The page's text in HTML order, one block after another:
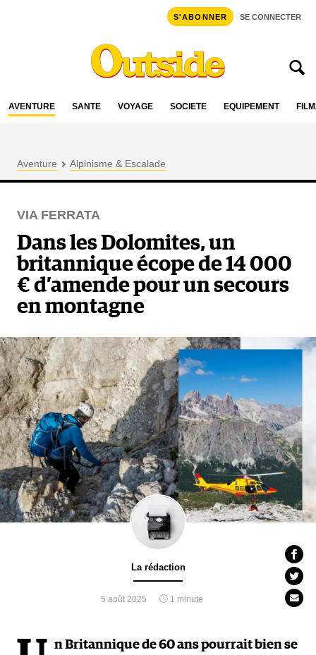
S'ABONNER SE CONNECTER
AVENTURE SANTÉ VOYAGE SOCIÉTÉ ÉQUIPEMENT
Aventure Alpinisme & Escalade
VIA FERRATA
Dans les Dolomites, un
britannique écope de 14 000
€ d’amende pour un secours
en montagne
La rédaction
5 août 2025 1 minute
n Britannique de 60 ans pourrait bien se